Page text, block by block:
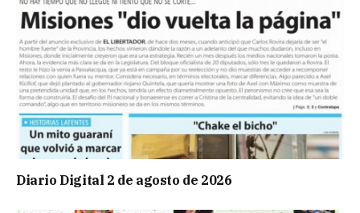
Diario Digital 2 de agosto de 2026